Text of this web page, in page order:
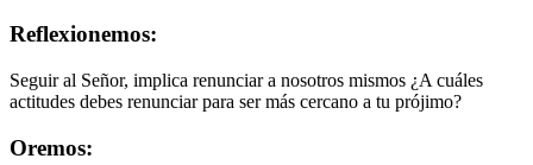
Reflexionemos:
Seguir al Señor, implica renunciar a nosotros mismos ¿A cuáles
actitudes debes renunciar para ser más cercano a tu prójimo?
Oremos: